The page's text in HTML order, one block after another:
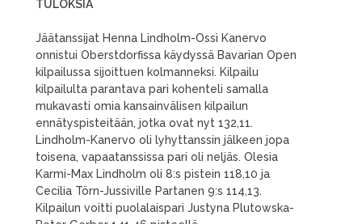
TULOKSIA
Jäätanssijat Henna Lindholm-Ossi Kanervo
onnistui Oberstdorfissa käydyssä Bavarian Open
kilpailussa sijoittuen kolmanneksi. Kilpailu
kilpailulta parantava pari kohenteli samalla
mukavasti omia kansainvälisen kilpailun
ennätyspisteitään, jotka ovat nyt 132,11.
Lindholm-Kanervo oli lyhyttanssin jälkeen jopa
toisena, vapaatanssissa pari oli neljäs. Olesia
Karmi-Max Lindholm oli 8:s pistein 118,10 ja
Cecilia Törn-Jussiville Partanen 9:s 114,13.
Kilpailun voitti puolalaispari Justyna Plutowska-